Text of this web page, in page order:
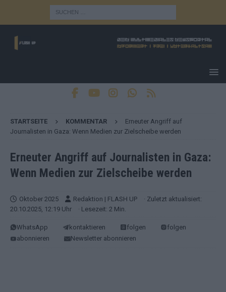
STARTSEITE KOMMENTAR
Erneuter Angriff auf
Journalisten in Gaza: Wenn Medien zur Zielscheibe werden
Erneuter Angriff auf Journalisten in Gaza:
Wenn Medien zur Zielscheibe werden
Oktober 2025 Redaktion | FLASH UP
· Zuletzt aktualisiert:
20.10.2025, 12:19 Uhr
· Lesezeit: 2 Min.
WhatsApp kontaktieren folgen
folgen
abonnieren
Newsletter abonnieren